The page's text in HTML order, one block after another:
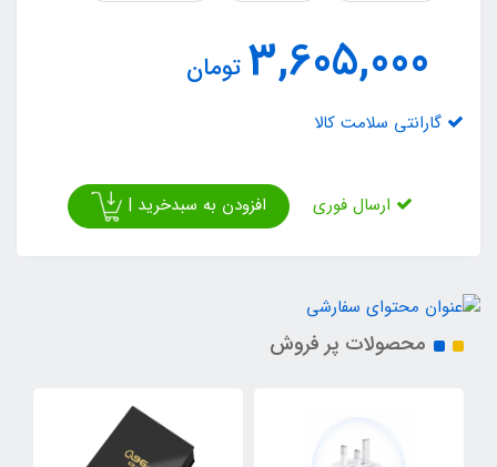
3,605,000 تومان
گارانتی سلامت کالا
ارسال فوری افزودن به سبدخرید |
محصولات پر فروش